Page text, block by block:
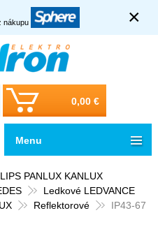
nákupu ×
0,00 €
PANLUX KANLUX
Ledkové LEDVANCE
Reflektorové IP43-67
Menu